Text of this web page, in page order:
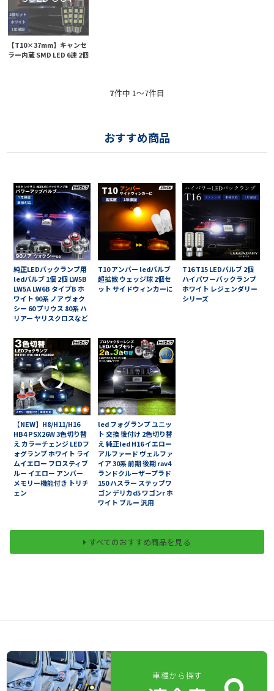
【T10×37mm】キャンセ
ラー内蔵 SMD LED 6連 2個
7件中 1〜7件目
おすすめ商品
純正LEDバックランプ用
ledバルブ 1個 2個 LW5B
LW5A LW6B タイプB ホ
ワイト 90系 ノア ヴォク
シー 60 プリウス 80系 ハ
リアー ヤリスクロスなど
T10 アンバー ledバルブ
超拡散 ウェッジ球 2個セ
ット サイドウィンカーに
T16 T15 LEDバルブ 2個
ハイパワーバックランプ
ホワイト レジェンダリー
シリーズ
【NEW】H8/H11/H16
HB4 PSX26W 3色切り替
え カラーチェンジ LEDフ
ォグランプ ホワイト ライ
ムイエロー フロスティブ
ルー イエロー アンバー
メモリー機能付き トリチ
ェン
led フォグランプ ユニッ
ト 交換 後付け 2色切り替
え 純正led H16 イエロー
アルファード ヴェルファ
イア 30系 前期 後期 rav4
ランドクルーザープラド
150 ハスラー ステップワ
ゴン デリカd5 ワゴンr ホ
ワイト ブルー 汎用
すべてのおすすめ商品を見る
車種から探す